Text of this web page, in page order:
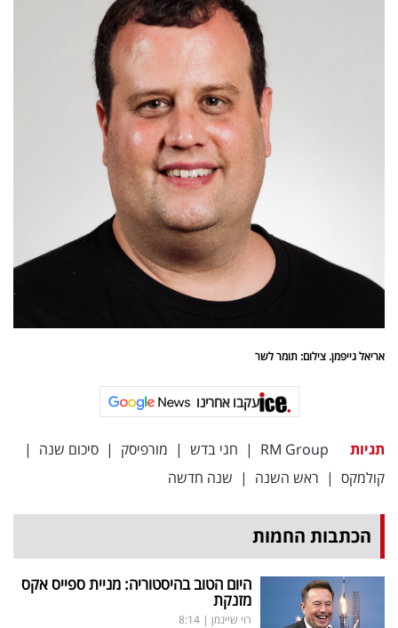
אריאל גייפמן. צילום: תומר לשר
עקבו אחרינו
תגיות RM Group
| חגי בדש | מורפיסק | סיכום שנה |
קולמקס | ראש השנה | שנה חדשה
הכתבות החמות
היום הטוב בהיסטוריה: מניית ספייס אקס
מזנקת
רוי שיינמן |
8:14